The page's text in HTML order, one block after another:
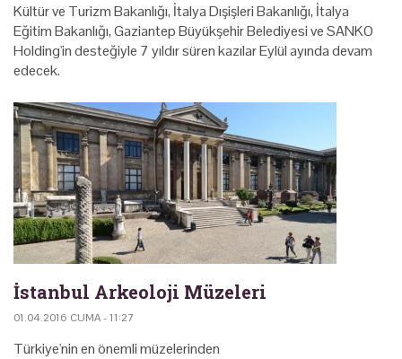
Kültür ve Turizm Bakanlığı, İtalya Dışişleri Bakanlığı, İtalya
Eğitim Bakanlığı, Gaziantep Büyükşehir Belediyesi ve SANKO
Holding'in desteğiyle 7 yıldır süren kazılar Eylül ayında devam
edecek.
İstanbul Arkeoloji Müzeleri
01.04.2016 CUMA - 11:27
Türkiye'nin en önemli müzelerinden